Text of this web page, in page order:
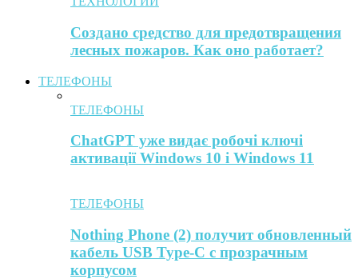
Создано средство для предотвращения
лесных пожаров. Как оно работает?
ТЕЛЕФОНЫ
ТЕЛЕФОНЫ
ChatGPT уже видає робочі ключі
активації Windows 10 і Windows 11
ТЕЛЕФОНЫ
Nothing Phone (2) получит обновленный
кабель USB Type-C с прозрачным
корпусом